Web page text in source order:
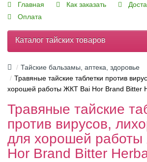
Главная Как заказать
Оплата
Каталог тайских товаров
Тайские бальзамы, аптека, здоровье
Травяные тайские таблетки против
хорошей работы ЖКТ Bai Hor Brand Bitter
Травяные тайские
против вирусов,
для хорошей
Hor Brand Bitter